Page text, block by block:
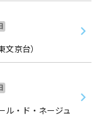
京台）
・ド・ネージュ